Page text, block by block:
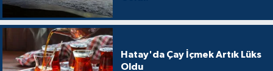
Hatay'da Çay İçmek Artık Lüks
Oldu